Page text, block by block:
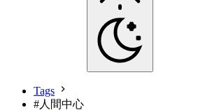
Tags
#人間中心